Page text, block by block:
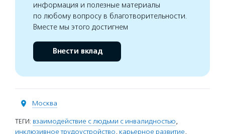
информация и полезные материалы
по любому вопросу в благотворительности.
Вместе мы этого достигнем
Внести вклад
Москва
ТЕГИ: взаимодействие с людьми с инвалидностью,
инклюзивное трудоустройство, карьерное развитие,